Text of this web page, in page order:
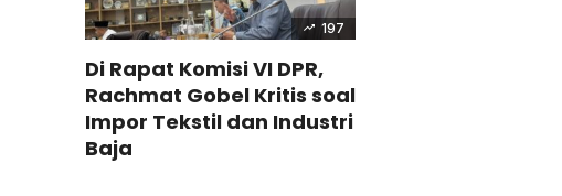
197
Di Rapat Komisi VI DPR,
Rachmat Gobel Kritis soal
Impor Tekstil dan Industri
Baja